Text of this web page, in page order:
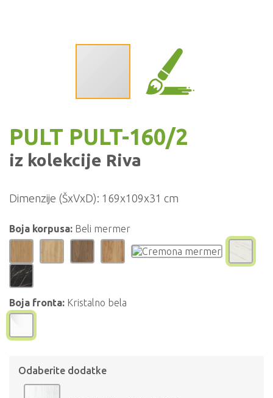
PULT PULT-160/2
iz kolekcije Riva
Dimenzije (ŠxVxD): 169x109x31 cm
Boja korpusa: Beli mermer
Boja fronta: Kristalno bela
Odaberite dodatke